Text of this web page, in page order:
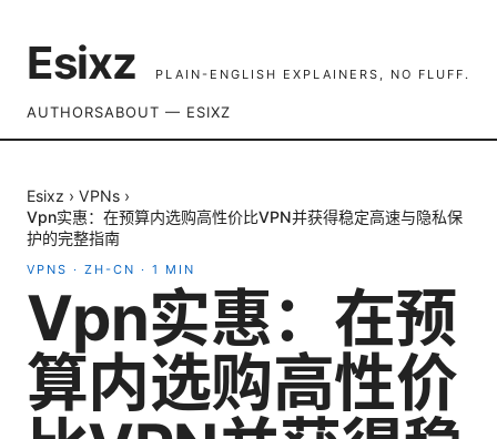
Esixz PLAIN-ENGLISH EXPLAINERS, NO FLUFF.
AUTHORSABOUT — ESIXZ
Esixz › VPNs ›
Vpn实惠：在预算内选购高性价比VPN并获得稳定高速与隐私保
护的完整指南
VPNS · ZH-CN · 1 MIN
Vpn实惠：在预
算内选购高性价